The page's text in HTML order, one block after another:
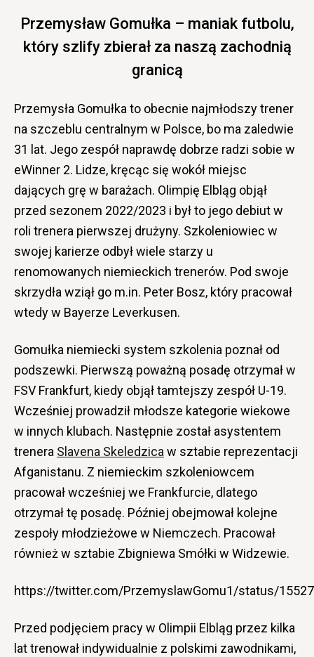
Przemysław Gomułka – maniak futbolu,
który szlify zbierał za naszą zachodnią
granicą
Przemysła Gomułka to obecnie najmłodszy trener
na szczeblu centralnym w Polsce, bo ma zaledwie
31 lat. Jego zespół naprawdę dobrze radzi sobie w
eWinner 2. Lidze, kręcąc się wokół miejsc
dających grę w barażach. Olimpię Elbląg objął
przed sezonem 2022/2023 i był to jego debiut w
roli trenera pierwszej drużyny. Szkoleniowiec w
swojej karierze odbył wiele starzy u
renomowanych niemieckich trenerów. Pod swoje
skrzydła wziął go m.in. Peter Bosz, który pracował
wtedy w Bayerze Leverkusen.
Gomułka niemiecki system szkolenia poznał od
podszewki. Pierwszą poważną posadę otrzymał w
FSV Frankfurt, kiedy objął tamtejszy zespół U-19.
Wcześniej prowadził młodsze kategorie wiekowe
w innych klubach. Następnie został asystentem
trenera Slavena Skeledzicaw sztabie reprezentacji
Afganistanu. Z niemieckim szkoleniowcem
pracował wcześniej we Frankfurcie, dlatego
otrzymał tę posadę. Później obejmował kolejne
zespoły młodzieżowe w Niemczech. Pracował
również w sztabie Zbigniewa Smółki w Widzewie.
https://twitter.com/PrzemyslawGomu1/status/
Przed podjęciem pracy w Olimpii Elbląg przez kilka
lat trenował indywidualnie z polskimi zawodnikami,